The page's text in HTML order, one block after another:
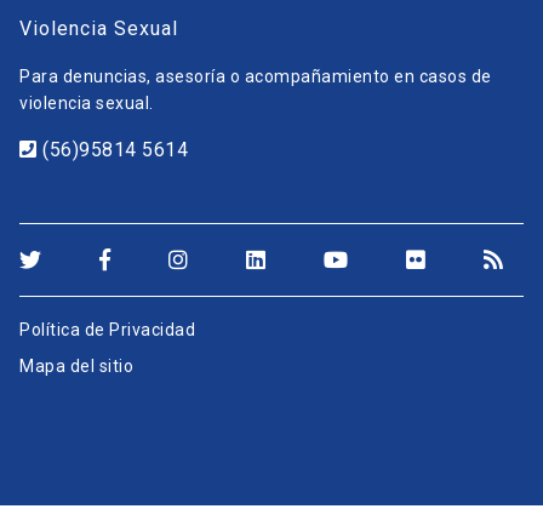
Violencia Sexual
Para denuncias, asesoría o acompañamiento en casos de
violencia sexual.
(56)95814 5614
Política de Privacidad
Mapa del sitio